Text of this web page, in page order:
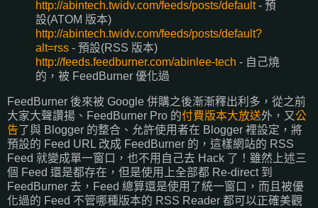
http://abintech.twidv.com/feeds/posts/default- 預
設(ATOM 版本)
http://abintech.twidv.com/feeds/posts/default?
alt=rss - 預設(RSS 版本)
http://feeds.feedburner.com/abinlee-tech - 自己燒
的，被 FeedBurner 優化過
FeedBurner 後來被 Google 併購之後漸漸釋出利多，從之前
大家大聲讚揚、FeedBurner Pro 的付費版本大放送外，又公
告了與 Blogger 的整合、允許使用者在 Blogger 裡設定，將
預設的 Feed URL 改成 FeedBurner 的，這樣網站的 RSS
Feed 就變成單一窗口，也不用自己去 Hack 了！雖然上述三
個 Feed 還是都存在，但是使用上全部都 Re-direct 到
FeedBurner 去，Feed 總算還是使用了統一窗口，而且被優
化過的 Feed 不管哪種版本的 RSS Reader 都可以正確美觀